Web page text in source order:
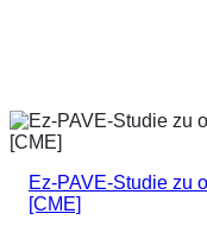
Ez-PAVE-Studie zu
[CME]